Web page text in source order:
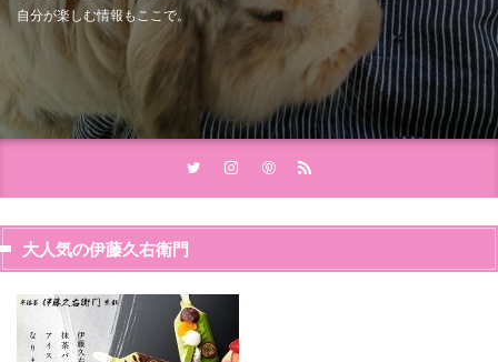
自分が楽しむ情報もここで。
大人気の伊藤久右衛門